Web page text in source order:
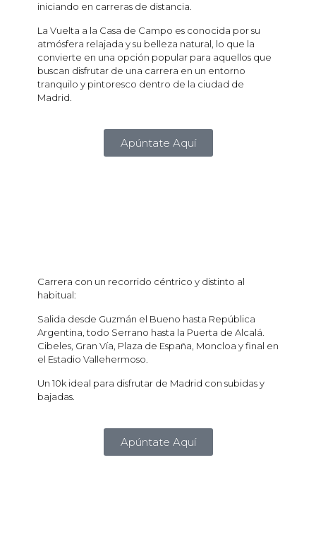
iniciando en carreras de distancia.
La Vuelta a la Casa de Campo es conocida por su
atmósfera relajada y su belleza natural, lo que la
convierte en una opción popular para aquellos que
buscan disfrutar de una carrera en un entorno
tranquilo y pintoresco dentro de la ciudad de
Madrid.
Apúntate Aquí
Carrera con un recorrido céntrico y distinto al
habitual:
Salida desde Guzmán el Bueno hasta República
Argentina, todo Serrano hasta la Puerta de Alcalá.
Cibeles, Gran Vía, Plaza de España, Moncloa y final en
el Estadio Vallehermoso.
Un 10k ideal para disfrutar de Madrid con subidas y
bajadas.
Apúntate Aquí